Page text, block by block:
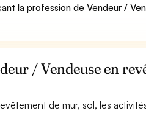
la profession de Vendeur /
/ Vendeuse en
de mur, sol, les